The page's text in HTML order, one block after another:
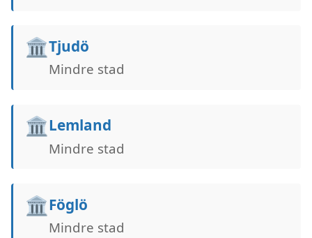
🏛️Tjudö
Mindre stad
🏛️Lemland
Mindre stad
🏛️Föglö
Mindre stad